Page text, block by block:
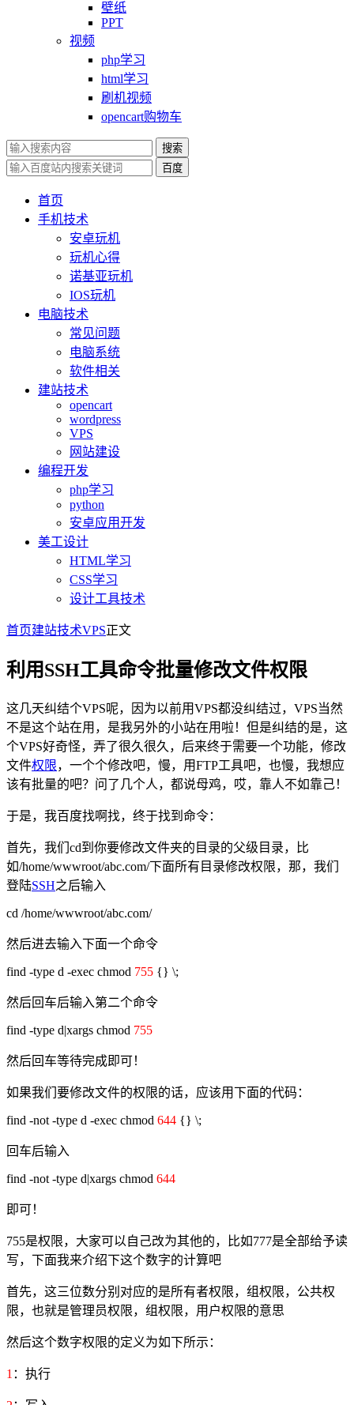
壁纸
PPT
视频
php学习
html学习
刷机视频
opencart购物车
搜索
百度
首页
手机技术
安卓玩机
玩机心得
诺基亚玩机
IOS玩机
电脑技术
常见问题
电脑系统
软件相关
建站技术
opencart
wordpress
VPS
网站建设
编程开发
php学习
python
安卓应用开发
美工设计
HTML学习
CSS学习
设计工具技术
首页建站技术VPS正文
利用SSH工具命令批量修改文件权限
这几天纠结个VPS呢，因为以前用VPS都没纠结过，VPS当然
不是这个站在用，是我另外的小站在用啦！但是纠结的是，这
个VPS好奇怪，弄了很久很久，后来终于需要一个功能，修改
文件权限，一个个修改吧，慢，用FTP工具吧，也慢，我想应
该有批量的吧？问了几个人，都说母鸡，哎，靠人不如靠己！
于是，我百度找啊找，终于找到命令：
首先，我们cd到你要修改文件夹的目录的父级目录，比
如/home/wwwroot/abc.com/下面所有目录修改权限，那，我们
登陆SSH之后输入
cd /home/wwwroot/abc.com/
然后进去输入下面一个命令
find -type d -exec chmod 755 {} \;
然后回车后输入第二个命令
find -type d|xargs chmod 755
然后回车等待完成即可！
如果我们要修改文件的权限的话，应该用下面的代码：
find -not -type d -exec chmod 644 {} \;
回车后输入
find -not -type d|xargs chmod 644
即可！
755是权限，大家可以自己改为其他的，比如777是全部给予读
写，下面我来介绍下这个数字的计算吧
首先，这三位数分别对应的是所有者权限，组权限，公共权
限，也就是管理员权限，组权限，用户权限的意思
然后这个数字权限的定义为如下所示：
1 ：执行